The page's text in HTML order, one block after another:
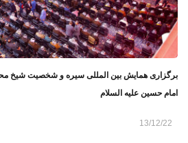
برگزاری همایش بین المللی سیره و شخصیت شیخ
امام حسین علیه السلام
13/12/22